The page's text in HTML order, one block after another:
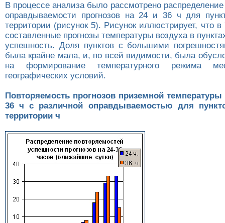
В процессе анализа было рассмотрено
оправдываемости прогнозов на 24 и 36 ч для
территории (рисунок 5). Рисунок иллюстрирует, что
составленные прогнозы температуры воздуха в
успешность. Доля пунктов с большими
была крайне мала, и, по всей видимости, была
на формирование температурного режима
географических условий.
Повторяемость прогнозов приземной
36 ч с различной оправдываемостью для
территории ч